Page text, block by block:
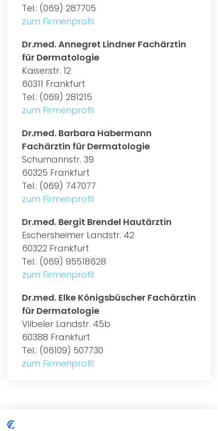
Tel.: (069) 287705
zum Firmenprofil
Dr.med. Annegret Lindner Fachärztin
für Dermatologie
Kaiserstr. 12
60311 Frankfurt
Tel.: (069) 281215
zum Firmenprofil
Dr.med. Barbara Habermann
Fachärztin für Dermatologie
Schumannstr. 39
60325 Frankfurt
Tel.: (069) 747077
zum Firmenprofil
Dr.med. Bergit Brendel Hautärztin
Eschersheimer Landstr. 42
60322 Frankfurt
Tel.: (069) 95518628
zum Firmenprofil
Dr.med. Elke Königsbüscher Fachärztin
für Dermatologie
Vilbeler Landstr. 45b
60388 Frankfurt
Tel.: (06109) 507730
zum Firmenprofil
ALLGEMEIN